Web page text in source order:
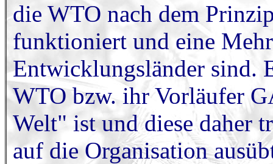
die WTO nach dem
funktioniert und eine
Entwicklungsländer sind.
WTO bzw. ihr Vorläufer
Welt" ist und diese daher
auf die Organisation